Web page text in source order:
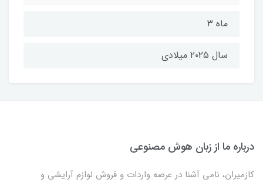
ماه ۳
سال ۲۰۲۵ میلادی
درباره ما از زبان هوش مصنوعی
کازمیران، نامی آشنا در عرصه واردات و فروش لوازم آرایشی و